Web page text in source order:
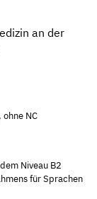
an der
NC
Niveau B2
für Sprachen